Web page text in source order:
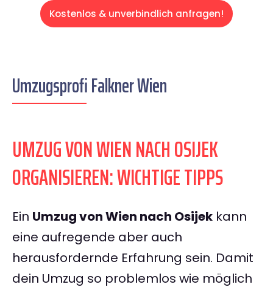
Kostenlos & unverbindlich anfragen!
Umzugsprofi Falkner Wien
UMZUG VON WIEN NACH OSIJEK
ORGANISIEREN: WICHTIGE TIPPS
Ein Umzug von Wien nach Osijek kann
eine aufregende aber auch
herausfordernde Erfahrung sein. Damit
dein Umzug so problemlos wie möglich